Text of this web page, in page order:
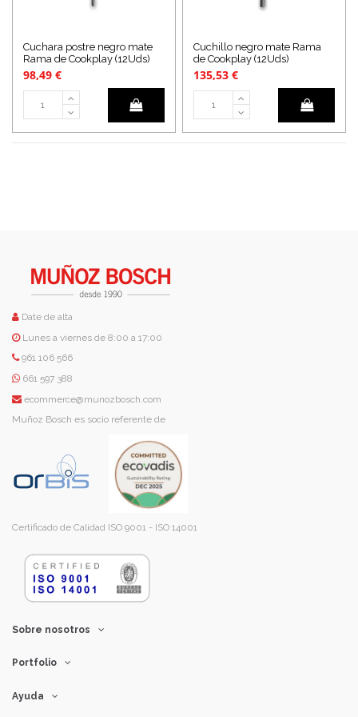
Cuchara postre negro mate
Rama de Cookplay (12Uds)
98,49 €
Cuchillo negro mate Rama
de Cookplay (12Uds)
135,53 €
Date de alta
Lunes a viernes de 8:00 a 17:00
961 106 566
661 597 388
ecommerce@munozbosch.com
Muñoz Bosch es socio referente de
Certificado de Calidad ISO 9001 - ISO 14001
Sobre nosotros
Portfolio
Ayuda